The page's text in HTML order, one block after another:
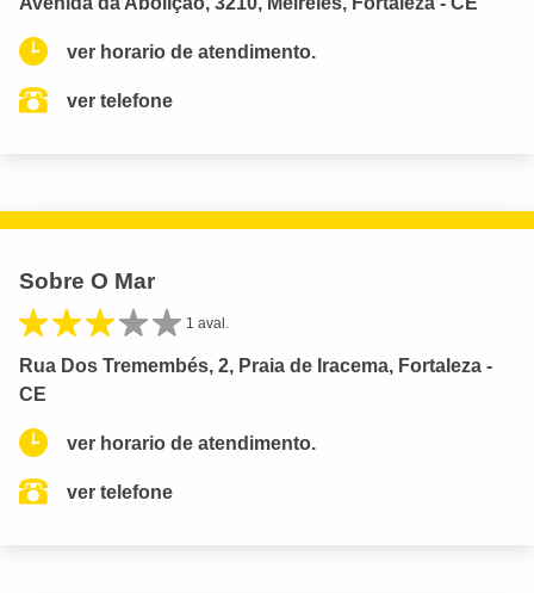
ver horario de atendimento.
ver telefone
Sobre O Mar
1 aval.
Rua Dos Tremembés, 2, Praia de Iracema, Fortaleza -
CE
ver horario de atendimento.
ver telefone